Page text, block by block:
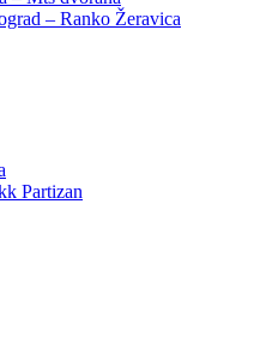
– Ranko Žeravica
Partizan